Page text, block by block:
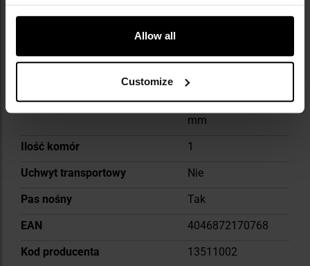
Allow all
Customize
2
Wymiary
210 x 160 x 100
mm
Ilość komór
1
Uchwyt transportowy
Nie
Pas nośny
Tak
EAN
4046872170768
Kod producenta
13511002